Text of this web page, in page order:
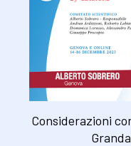
Considerazioni